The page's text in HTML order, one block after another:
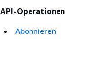
API-Operationen
Abonnieren